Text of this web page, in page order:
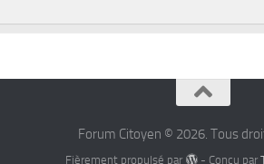
Forum Citoyen © 2026. Tous
Fièrement propulsé par - Conçu par